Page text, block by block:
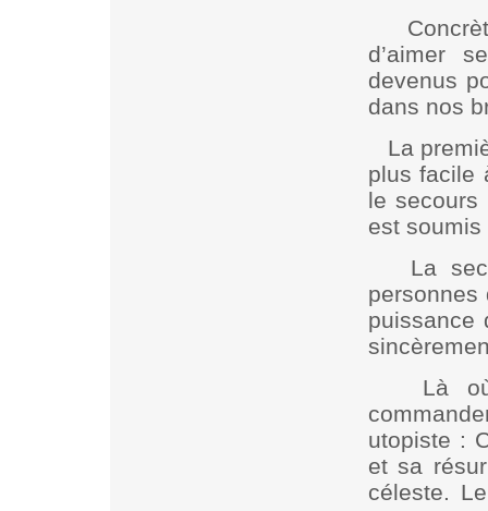
d’aimer
devenus
dans nos
La
plus facile
le secours
est soumis
La
personnes
puissance
Là
utopiste :
et sa
céleste.